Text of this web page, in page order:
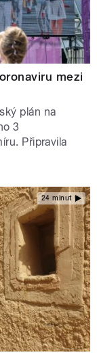
mezi
plán na
3
Připravila
24 minut